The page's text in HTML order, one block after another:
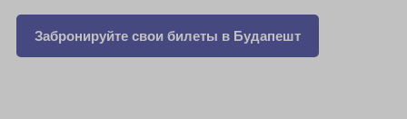
Забронируйте свои билеты в Будапешт